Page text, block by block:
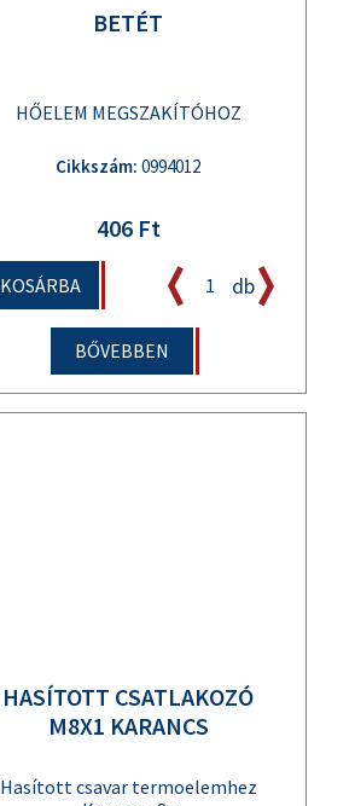
BETÉT
HŐELEM MEGSZAKÍTÓHOZ
Cikkszám: 0994012
406 Ft
KOSÁRBA db
BŐVEBBEN
HASÍTOTT CSATLAKOZÓ
M8X1 KARANCS
Hasított csavar termoelemhez